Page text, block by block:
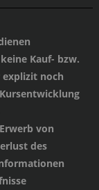
Kauf- bzw.
explizit noch
von
des